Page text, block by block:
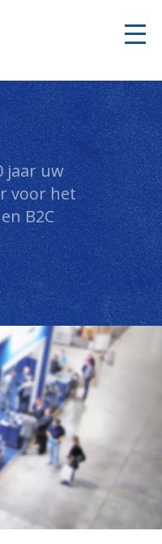
jaar uw
voor het
B2C